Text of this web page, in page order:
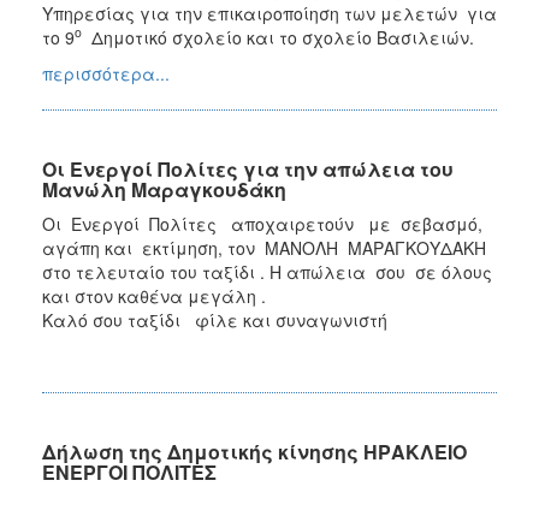
Υπηρεσίας για την επικαιροποίηση των μελετών για
το 9ο Δημοτικό σχολείο και το σχολείο Βασιλειών.
περισσότερα...
Οι Ενεργοί Πολίτες για την απώλεια του
Μανώλη Μαραγκουδάκη
Οι Ενεργοί Πολίτες αποχαιρετούν με σεβασμό,
αγάπη και εκτίμηση, τον ΜΑΝΟΛΗ ΜΑΡΑΓΚΟΥΔΑΚΗ
στο τελευταίο του ταξίδι . Η απώλεια σου σε όλους
και στον καθένα μεγάλη .
Καλό σου ταξίδι φίλε και συναγωνιστή
Δήλωση της Δημοτικής κίνησης ΗΡΑΚΛΕΙΟ
ΕΝΕΡΓΟΙ ΠΟΛΙΤΕΣ